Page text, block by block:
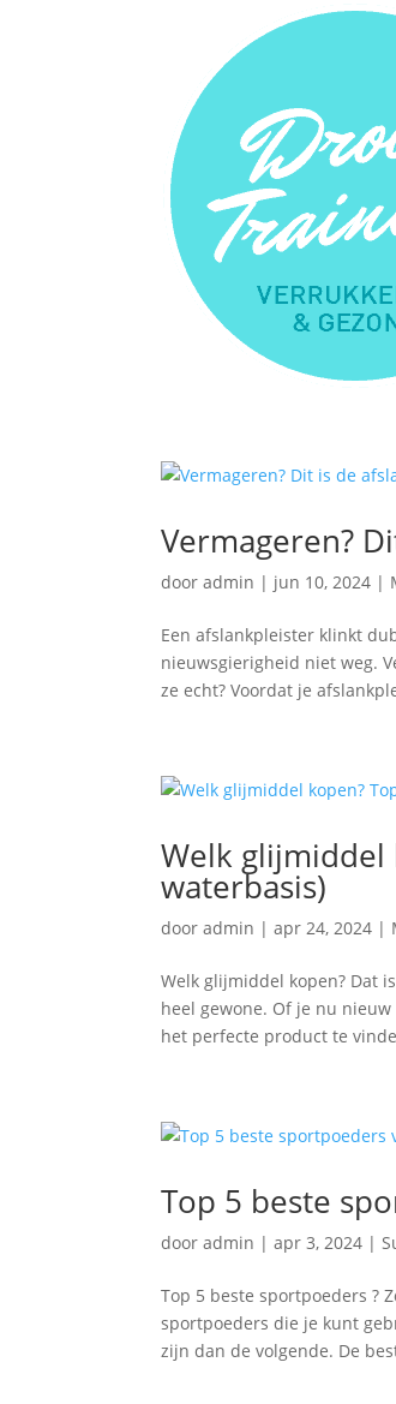
Vermageren?
dooradmin | jun 10, 2024 |
Een afslankpleister klinkt
nieuwsgierigheid niet weg.
ze echt? Voordat je
Welk glijmiddel
waterbasis)
dooradmin |apr 24, 2024 |
Welk glijmiddel kopen? Dat
heel gewone. Of je nu
het perfecte product te
Top 5 beste
dooradmin |apr 3, 2024 |
Top 5 beste sportpoeders ?
sportpoeders die je kunt
zijn dan de volgende. De